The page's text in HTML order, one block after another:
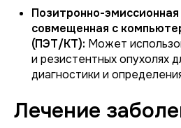
Позитронно-
совмещенная с
(ПЭТ/КТ): Может
и резистентных опухолях
диагностики и
Лечение